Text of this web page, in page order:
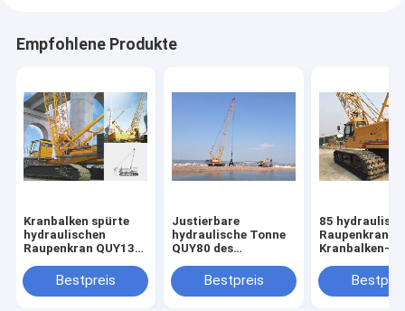
Empfohlene Produkte
Kranbalken spürte
hydraulischen
Raupenkran QUY130,
für das Anheben von
schweren Sachen
Bestpreis
Justierbare
hydraulische Tonne
QUY80 des
Knöchel-Boom-
Längen-80m
Bestpreis
85
Raupenkran
Kranbalken-
hydraulischer
XGC85